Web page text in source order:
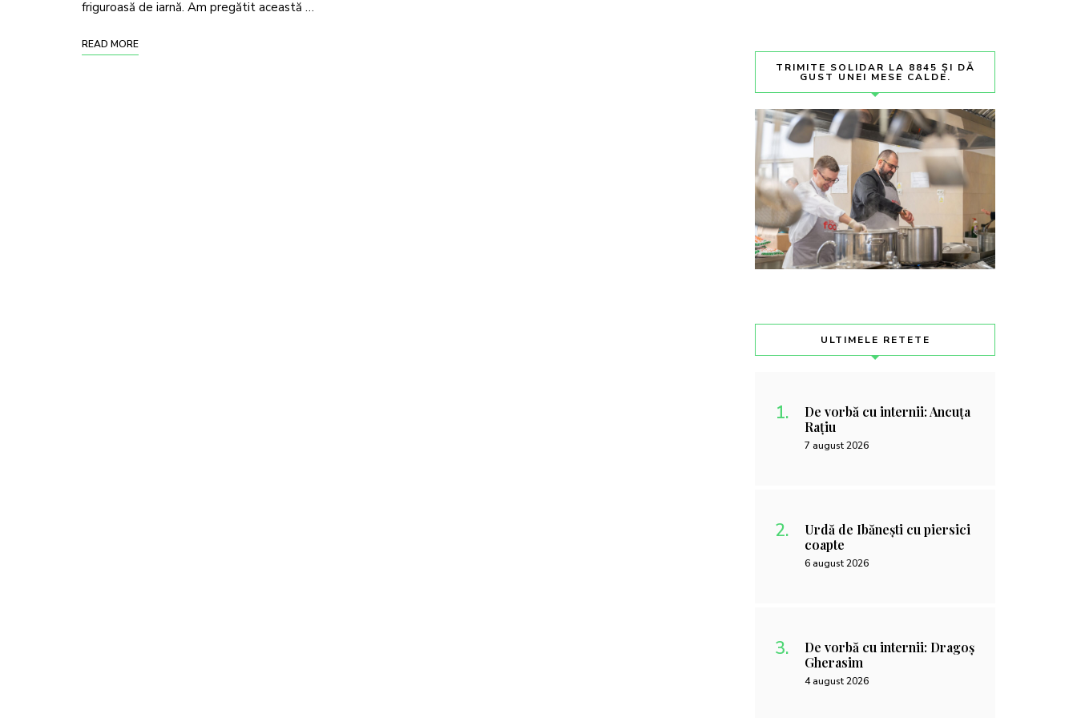
friguroasă de iarnă. Am pregătit această …
READ MORE
TRIMITE SOLIDAR LA 8845 ȘI DĂ
GUST UNEI MESE CALDE.
ULTIMELE RETETE
De vorbă cu internii: Ancuța
Rațiu
7 august 2026
Urdă de Ibănești cu piersici
coapte
6 august 2026
De vorbă cu internii: Dragoș
Gherasim
4 august 2026